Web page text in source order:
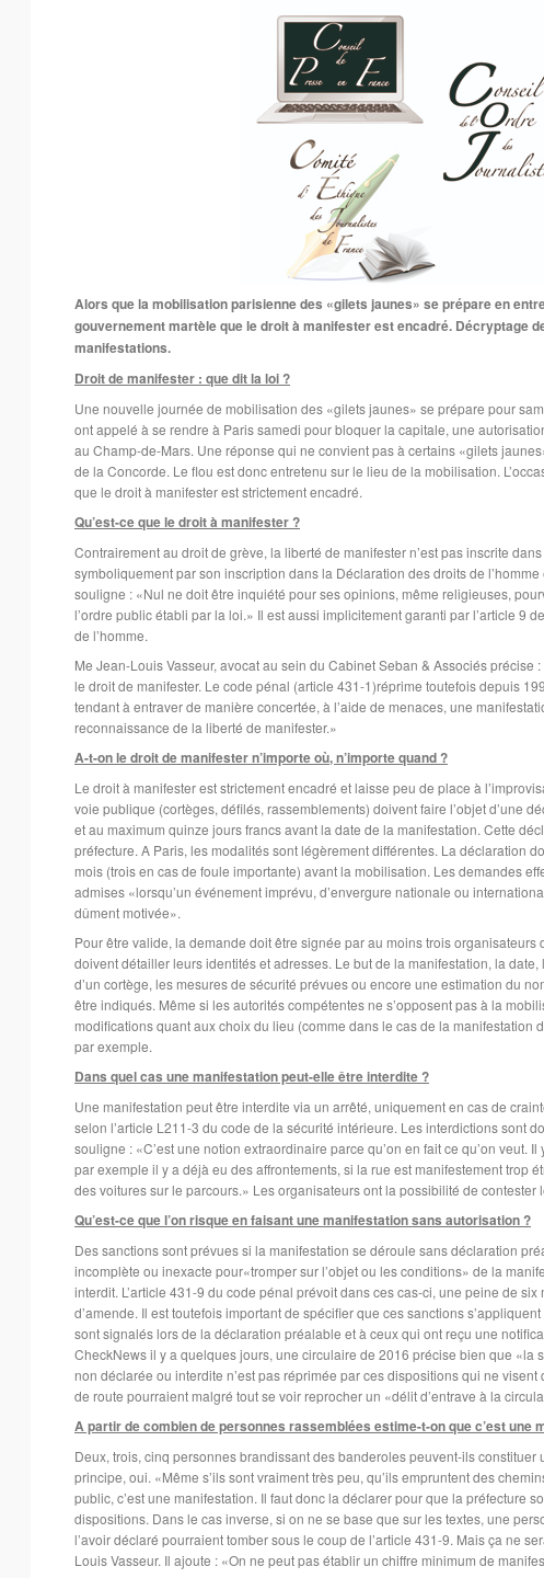
Alors que la mobilisation parisienne des «gilets jaunes» se prépare en
gouvernement martèle que le droit à manifester est encadré. Décryptage
manifestations.
Droit de manifester : que dit la loi ?
Une nouvelle journée de mobilisation des «gilets jaunes» se prépare pour
ont appelé à se rendre à Paris samedi pour bloquer la capitale, une
au Champ-de-Mars. Une réponse qui ne convient pas à certains «gilets
de la Concorde. Le flou est donc entretenu sur le lieu de la mobilisation.
que le droit à manifester est strictement encadré.
Qu’est-ce que le droit à manifester ?
Contrairement au droit de grève, la liberté de manifester n’est pas inscrite
symboliquement par son inscription dans la Déclaration des droits de l’homme
souligne : «Nul ne doit être inquiété pour ses opinions, même religieuses,
l’ordre public établi par la loi.» Il est aussi implicitement garanti par l’article 9
de l’homme.
Me Jean-Louis Vasseur, avocat au sein du Cabinet Seban & Associés précise
le droit de manifester. Le code pénal (article 431-1)réprime toutefois depuis
tendant à entraver de manière concertée, à l’aide de menaces, une
reconnaissance de la liberté de manifester.»
A-t-on le droit de manifester n’importe où, n’importe quand ?
Le droit à manifester est strictement encadré et laisse peu de place à
voie publique (cortèges, défilés, rassemblements) doivent faire l’objet d’une
et au maximum quinze jours francs avant la date de la manifestation. Cette
préfecture. A Paris, les modalités sont légèrement différentes. La déclaration
mois (trois en cas de foule importante) avant la mobilisation. Les demandes
admises «lorsqu’un événement imprévu, d’envergure nationale ou
dûment motivée».
Pour être valide, la demande doit être signée par au moins trois
doivent détailler leurs identités et adresses. Le but de la manifestation, la date,
d’un cortège, les mesures de sécurité prévues ou encore une estimation du
être indiqués. Même si les autorités compétentes ne s’opposent pas à la
modifications quant aux choix du lieu (comme dans le cas de la manifestation
par exemple.
Dans quel cas une manifestation peut-elle être interdite ?
Une manifestation peut être interdite via un arrêté, uniquement en cas de
selon l’article L211-3 du code de la sécurité intérieure. Les interdictions sont
souligne : «C’est une notion extraordinaire parce qu’on en fait ce qu’on veut.
par exemple il y a déjà eu des affrontements, si la rue est manifestement trop
des voitures sur le parcours.» Les organisateurs ont la possibilité de contester
Qu’est-ce que l’on risque en faisant une manifestation sans autorisation ?
Des sanctions sont prévues si la manifestation se déroule sans déclaration
incomplète ou inexacte pour«tromper sur l’objet ou les conditions» de la
interdit. L’article 431-9 du code pénal prévoit dans ces cas-ci, une peine de
d’amende. Il est toutefois important de spécifier que ces sanctions
sont signalés lors de la déclaration préalable et à ceux qui ont reçu une
CheckNews il y a quelques jours, une circulaire de 2016 précise bien que «la
non déclarée ou interdite n’est pas réprimée par ces dispositions qui ne
de route pourraient malgré tout se voir reprocher un «délit d’entrave à la
A partir de combien de personnes rassemblées estime-t-on que c’est une
Deux, trois, cinq personnes brandissant des banderoles peuvent-ils constituer
principe, oui. «Même s’ils sont vraiment très peu, qu’ils empruntent des
public, c’est une manifestation. Il faut donc la déclarer pour que la préfecture
dispositions. Dans le cas inverse, si on ne se base que sur les textes, une
l’avoir déclaré pourraient tomber sous le coup de l’article 431-9. Mais ça ne
Louis Vasseur. Il ajoute : «On ne peut pas établir un chiffre minimum de